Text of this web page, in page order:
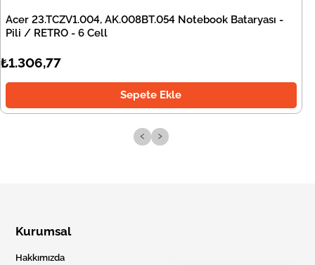
Acer 23.TCZV1.004, AK.008BT.054 Notebook Bataryası -
Pili / RETRO - 6 Cell
₺1.306,77
Sepete Ekle
‹ ›
Kurumsal
Hakkımızda